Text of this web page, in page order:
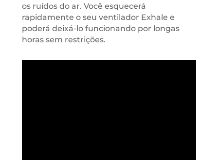
os ruídos do ar. Você esquecerá
rapidamente o seu ventilador Exhale e
poderá deixá-lo funcionando por longas
horas sem restrições.